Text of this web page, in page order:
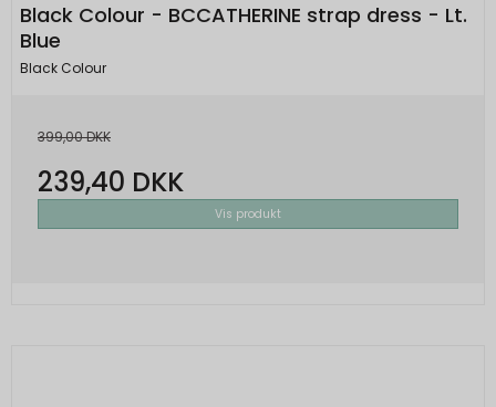
Black Colour - BCCATHERINE strap dress - Lt.
Blue
Black Colour
399,00 DKK
239,40 DKK
Vis produkt